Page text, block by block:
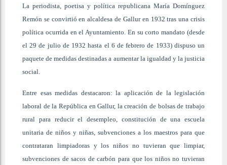
La periodista, poetisa y política republicana María Domínguez
Remón se convirtió en alcaldesa de Gallur en 1932 tras una crisis
política ocurrida en el Ayuntamiento. En su corto mandato (desde
el 29 de julio de 1932 hasta el 6 de febrero de 1933) dispuso un
paquete de medidas destinadas a aumentar la igualdad y la justicia
social.
Entre esas medidas destacaron: la aplicación de la legislación
laboral de la República en Gallur, la creación de bolsas de trabajo
rural para reducir el desempleo, constitución de una escuela
unitaria de niños y niñas, subvenciones a los maestros para que
contrataran limpiadoras y los niños no tuvieran que limpiar,
subvenciones de sacos de carbón para que los niños no tuvieran